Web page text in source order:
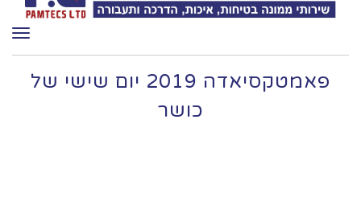
פאמטקסיאדה 2019 יום שישי של
כושר